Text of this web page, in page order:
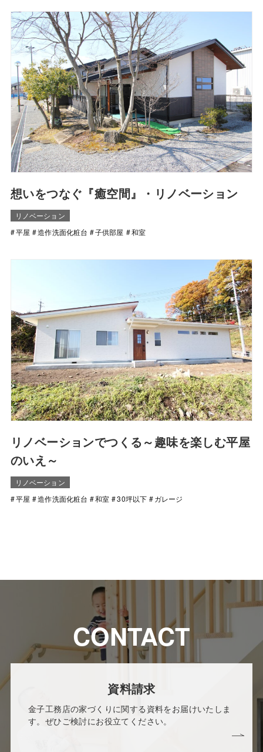
想いをつなぐ『癒空間』・リノベーション
リノベーション
平屋
造作洗面化粧台 子供部屋 和室
リノベーションでつくる～趣味を楽しむ平屋
のいえ～
リノベーション
平屋
造作洗面化粧台 和室 30坪以下 ガレージ
CONTACT
資料請求
金子工務店の家づくりに関する資料をお届けいたしま
す。ぜひご検討にお役立てください。